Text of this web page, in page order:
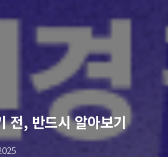
전, 반드시 알아보기